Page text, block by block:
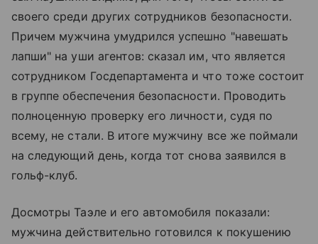
своего среди других сотрудников безопасности.
Причем мужчина умудрился успешно "навешать
лапши" на уши агентов: сказал им, что является
сотрудником Госдепартамента и что тоже состоит
в группе обеспечения безопасности. Проводить
полноценную проверку его личности, судя по
всему, не стали. В итоге мужчину все же поймали
на следующий день, когда тот снова заявился в
гольф-клуб.
Досмотры Таэле и его автомобиля показали:
мужчина действительно готовился к покушению